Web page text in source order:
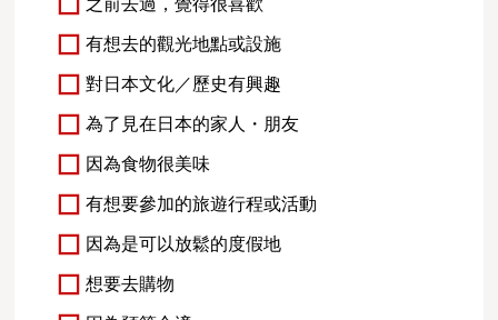
有想去的觀光地點或設施
對日本文化／歷史有興趣
為了見在日本的家人・朋友
因為食物很美味
有想要參加的旅遊行程或活動
因為是可以放鬆的度假地
想要去購物